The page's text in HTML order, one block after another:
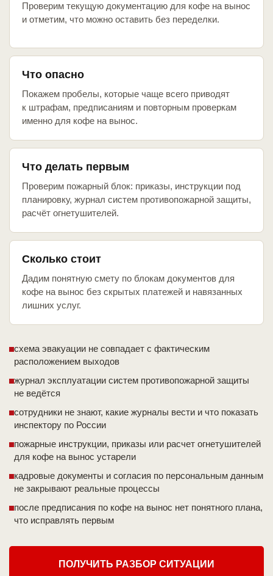
Проверим текущую документацию для кофе на вынос
и отметим, что можно оставить без переделки.
Что опасно
Покажем пробелы, которые чаще всего приводят
к штрафам, предписаниям и повторным проверкам
именно для кофе на вынос.
Что делать первым
Проверим пожарный блок: приказы, инструкции под
планировку, журнал систем противопожарной защиты,
расчёт огнетушителей.
Сколько стоит
Дадим понятную смету по блокам документов для
кофе на вынос без скрытых платежей и навязанных
лишних услуг.
схема эвакуации не совпадает с фактическим
расположением выходов
журнал эксплуатации систем противопожарной защиты
не ведётся
сотрудники не знают, какие журналы вести и что показать
инспектору по России
пожарные инструкции, приказы или расчет огнетушителей
для кофе на вынос устарели
кадровые документы и согласия по персональным данным
не закрывают реальные процессы
после предписания по кофе на вынос нет понятного плана,
что исправлять первым
ПОЛУЧИТЬ РАЗБОР СИТУАЦИИ